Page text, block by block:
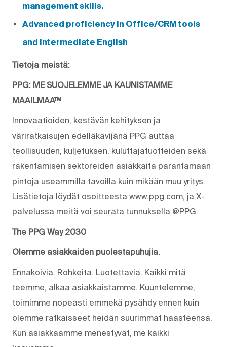
management skills.
Advanced proficiency in Office/CRM tools
and intermediate English
Tietoja meistä:
PPG: ME SUOJELEMME JA KAUNISTAMME
MAAILMAA™
Innovaatioiden, kestävän kehityksen ja
väriratkaisujen edelläkävijänä PPG auttaa
teollisuuden, kuljetuksen, kuluttajatuotteiden sekä
rakentamisen sektoreiden asiakkaita parantamaan
pintoja useammilla tavoilla kuin mikään muu yritys.
Lisätietoja löydät osoitteesta www.ppg.com, ja X-
palvelussa meitä voi seurata tunnuksella @PPG.
The PPG Way 2030
Olemme asiakkaiden puolestapuhujia.
Ennakoivia. Rohkeita. Luotettavia. Kaikki mitä
teemme, alkaa asiakkaistamme. Kuuntelemme,
toimimme nopeasti emmekä pysähdy ennen kuin
olemme ratkaisseet heidän suurimmat haasteensa.
Kun asiakkaamme menestyvät, me kaikki